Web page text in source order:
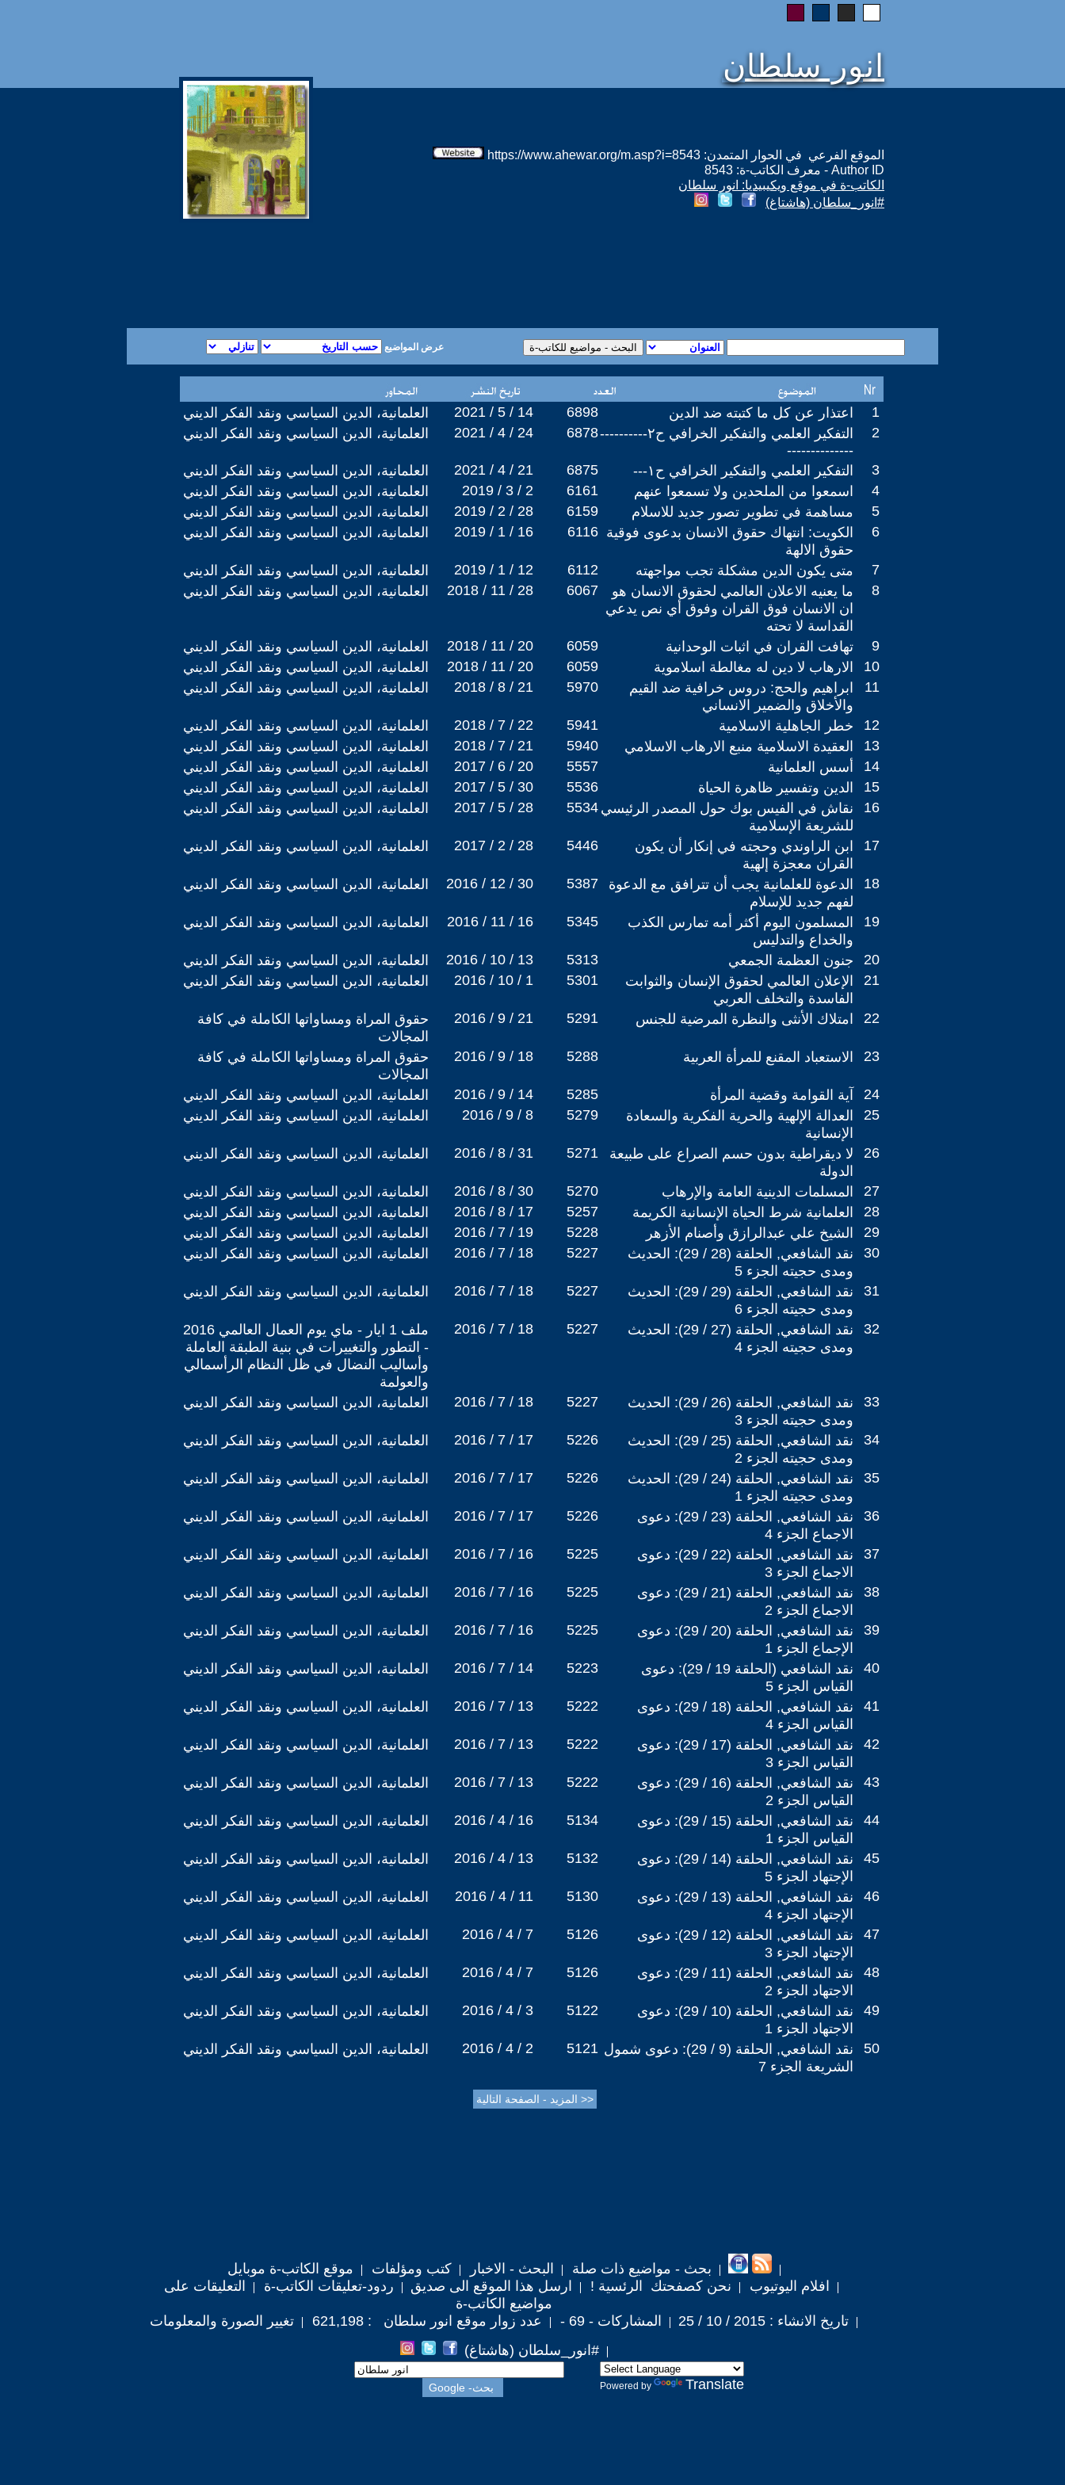
انور سلطان
الموقع الفرعي في الحوار المتمدن: https://www.ahewar.org/m.asp?i=8543
Author ID - معرف الكاتب-ة: 8543
الكاتب-ة في موقع ويكيبيديا: انور سلطان
#انور_سلطان (هاشتاغ)
عرض المواضيع
العلمانية، الدين السياسي ونقد الفكر الديني 2021 / 5 / 14 6898 اعتذار عن كل ما كتبته ضد الدين
1
العلمانية، الدين السياسي ونقد الفكر الديني
2021 / 4 / 24 6878التفكير العلمي والتفكير الخرافي ح٢----------
--------------
2
العلمانية، الدين السياسي ونقد الفكر الديني 2021 / 4 / 21 6875 التفكير العلمي والتفكير الخرافي ح١---
3
العلمانية، الدين السياسي ونقد الفكر الديني
2019 / 3 / 2 6161 اسمعوا من الملحدين ولا تسمعوا عنهم
4
العلمانية، الدين السياسي ونقد الفكر الديني
2019 / 2 / 28 6159 مساهمة في تطوير تصور جديد للاسلام
5
العلمانية، الدين السياسي ونقد الفكر الديني
2019 / 1 / 16 6116 الكويت: انتهاك حقوق الانسان بدعوى فوقية
حقوق الالهة
6
العلمانية، الدين السياسي ونقد الفكر الديني 2019 / 1 / 12 6112 متى يكون الدين مشكلة تجب مواجهته
7
العلمانية، الدين السياسي ونقد الفكر الديني
2018 / 11 / 28 6067
ما يعنيه الاعلان العالمي لحقوق الانسان هو
ان الانسان فوق القران وفوق أي نص يدعي
القداسة لا تحته
8
العلمانية، الدين السياسي ونقد الفكر الديني 2018 / 11 / 20 6059 تهافت القران في اثبات الوحدانية
9
العلمانية، الدين السياسي ونقد الفكر الديني
2018 / 11 / 20 6059 الارهاب لا دين له مغالطة اسلاموية
10
العلمانية، الدين السياسي ونقد الفكر الديني
2018 / 8 / 21 5970
ابراهيم والحج: دروس خرافية ضد القيم
والأخلاق والضمير الانساني
11
العلمانية، الدين السياسي ونقد الفكر الديني 2018 / 7 / 22 5941 خطر الجاهلية الاسلامية
12
العلمانية، الدين السياسي ونقد الفكر الديني
2018 / 7 / 21 5940 العقيدة الاسلامية منبع الارهاب الاسلامي
13
العلمانية، الدين السياسي ونقد الفكر الديني
2017 / 6 / 20 5557 أسس العلمانية
14
العلمانية، الدين السياسي ونقد الفكر الديني
2017 / 5 / 30 5536 الدين وتفسير ظاهرة الحياة
15
العلمانية، الدين السياسي ونقد الفكر الديني
2017 / 5 / 28 5534 نقاش في الفيس بوك حول المصدر الرئيسي
للشريعة الإسلامية
16
العلمانية، الدين السياسي ونقد الفكر الديني 2017 / 2 / 28 5446
ابن الراوندي وحجته في إنكار أن يكون
القران معجزة إلهية
17
العلمانية، الدين السياسي ونقد الفكر الديني 2016 / 12 / 30 5387
الدعوة للعلمانية يجب أن تترافق مع الدعوة
لفهم جديد للإسلام
18
العلمانية، الدين السياسي ونقد الفكر الديني 2016 / 11 / 16 5345
المسلمون اليوم أكثر أمه تمارس الكذب
والخداع والتدليس
19
العلمانية، الدين السياسي ونقد الفكر الديني 2016 / 10 / 13 5313 جنون العظمة الجمعي
20
العلمانية، الدين السياسي ونقد الفكر الديني
2016 / 10 / 1 5301
الإعلان العالمي لحقوق الإنسان والثوابت
الفاسدة والتخلف العربي
21
حقوق المراة ومساواتها الكاملة في كافة
المجالات
2016 / 9 / 21 5291 امتلاك الأنثى والنظرة المرضية للجنس 22
حقوق المراة ومساواتها الكاملة في كافة
المجالات
2016 / 9 / 18 5288 الاستعباد المقنع للمرأة العربية 23
العلمانية، الدين السياسي ونقد الفكر الديني 2016 / 9 / 14 5285 آية القوامة وقضية المرأة
24
العلمانية، الدين السياسي ونقد الفكر الديني
2016 / 9 / 8 5279
العدالة الإلهية والحرية الفكرية والسعادة
الإنسانية
25
العلمانية، الدين السياسي ونقد الفكر الديني 2016 / 8 / 31 5271
لا ديقراطية بدون حسم الصراع على طبيعة
الدولة
26
العلمانية، الدين السياسي ونقد الفكر الديني 2016 / 8 / 30 5270 المسلمات الدينية العامة والإرهاب
27
العلمانية، الدين السياسي ونقد الفكر الديني
2016 / 8 / 17 5257 العلمانية شرط الحياة الإنسانية الكريمة
28
العلمانية، الدين السياسي ونقد الفكر الديني
2016 / 7 / 19 5228 الشيخ علي عبدالرازق وأصنام الأزهر
29
العلمانية، الدين السياسي ونقد الفكر الديني
2016 / 7 / 18 5227
نقد الشافعي, الحلقة (28 / 29): الحديث
ومدى حجيته الجزء 5
30
العلمانية، الدين السياسي ونقد الفكر الديني 2016 / 7 / 18 5227
نقد الشافعي, الحلقة (29 / 29): الحديث
ومدى حجيته الجزء 6
31
ملف 1 ايار - ماي يوم العمال العالمي 2016
- التطور والتغييرات في بنية الطبقة العاملة
وأساليب النضال في ظل النظام الرأسمالي
والعولمة
2016 / 7 / 18 5227
نقد الشافعي, الحلقة (27 / 29): الحديث
ومدى حجيته الجزء 4
32
العلمانية، الدين السياسي ونقد الفكر الديني 2016 / 7 / 18 5227
نقد الشافعي, الحلقة (26 / 29): الحديث
ومدى حجيته الجزء 3
33
العلمانية، الدين السياسي ونقد الفكر الديني 2016 / 7 / 17 5226
نقد الشافعي, الحلقة (25 / 29): الحديث
ومدى حجيته الجزء 2
34
العلمانية، الدين السياسي ونقد الفكر الديني 2016 / 7 / 17 5226
نقد الشافعي, الحلقة (24 / 29): الحديث
ومدى حجيته الجزء 1
35
العلمانية، الدين السياسي ونقد الفكر الديني 2016 / 7 / 17 5226
نقد الشافعي, الحلقة (23 / 29): دعوى
الاجماع الجزء 4
36
العلمانية، الدين السياسي ونقد الفكر الديني 2016 / 7 / 16 5225
نقد الشافعي, الحلقة (22 / 29): دعوى
الاجماع الجزء 3
37
العلمانية، الدين السياسي ونقد الفكر الديني 2016 / 7 / 16 5225
نقد الشافعي, الحلقة (21 / 29): دعوى
الاجماع الجزء 2
38
العلمانية، الدين السياسي ونقد الفكر الديني 2016 / 7 / 16 5225
نقد الشافعي, الحلقة (20 / 29): دعوى
الإجماع الجزء 1
39
العلمانية، الدين السياسي ونقد الفكر الديني 2016 / 7 / 14 5223
نقد الشافعي (الحلقة 19 / 29): دعوى
القياس الجزء 5
40
العلمانية، الدين السياسي ونقد الفكر الديني 2016 / 7 / 13 5222
نقد الشافعي, الحلقة (18 / 29): دعوى
القياس الجزء 4
41
العلمانية، الدين السياسي ونقد الفكر الديني 2016 / 7 / 13 5222
نقد الشافعي, الحلقة (17 / 29): دعوى
القياس الجزء 3
42
العلمانية، الدين السياسي ونقد الفكر الديني 2016 / 7 / 13 5222
نقد الشافعي, الحلقة (16 / 29): دعوى
القياس الجزء 2
43
العلمانية، الدين السياسي ونقد الفكر الديني 2016 / 4 / 16 5134
نقد الشافعي, الحلقة (15 / 29): دعوى
القياس الجزء 1
44
العلمانية، الدين السياسي ونقد الفكر الديني 2016 / 4 / 13 5132
نقد الشافعي, الحلقة (14 / 29): دعوى
الإجتهاد الجزء 5
45
العلمانية، الدين السياسي ونقد الفكر الديني 2016 / 4 / 11 5130
نقد الشافعي, الحلقة (13 / 29): دعوى
الإجتهاد الجزء 4
46
العلمانية، الدين السياسي ونقد الفكر الديني 2016 / 4 / 7 5126
نقد الشافعي, الحلقة (12 / 29): دعوى
الإجتهاد الجزء 3
47
العلمانية، الدين السياسي ونقد الفكر الديني 2016 / 4 / 7 5126
نقد الشافعي, الحلقة (11 / 29): دعوى
الاجتهاد الجزء 2
48
العلمانية، الدين السياسي ونقد الفكر الديني 2016 / 4 / 3 5122
نقد الشافعي, الحلقة (10 / 29): دعوى
الاجتهاد الجزء 1
49
العلمانية، الدين السياسي ونقد الفكر الديني 2016 / 4 / 2 5121 نقد الشافعي, الحلقة (9 / 29): دعوى شمول
الشريعة الجزء 7
50
بحث - مواضيع ذات صلة البحث - الاخبار كتب ومؤلفات
موقع الكاتب-ة موبايل
افلام اليوتيوب
نحن كصفحتك الرئسية ! ارسل هذا الموقع الى صديق ردود-تعليقات الكاتب-ة
التعليقات على
مواضيع الكاتب-ة
تاريخ الانشاء : 2015 / 10 / 25
المشاركات - 69 - عدد زوار موقع انور سلطان : 621,198
تغيير الصورة والمعلومات
#انور_سلطان (هاشتاغ)
Powered by Translate